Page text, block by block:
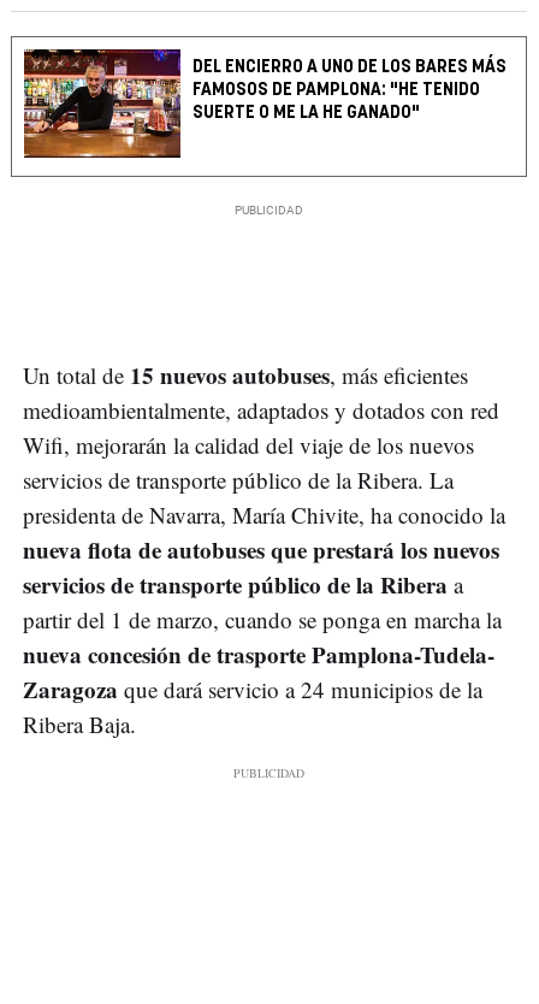
DEL ENCIERRO A UNO DE LOS BARES MÁS
FAMOSOS DE PAMPLONA: "HE TENIDO
SUERTE O ME LA HE GANADO"
Un total de 15 nuevos autobuses, más eficientes
medioambientalmente, adaptados y dotados con red
Wifi, mejorarán la calidad del viaje de los nuevos
servicios de transporte público de la Ribera. La
presidenta de Navarra, María Chivite, ha conocido la
nueva flota de autobuses que prestará los nuevos
servicios de transporte público de la Ribera a
partir del 1 de marzo, cuando se ponga en marcha la
nueva concesión de trasporte Pamplona-Tudela-
Zaragoza que dará servicio a 24 municipios de la
Ribera Baja.